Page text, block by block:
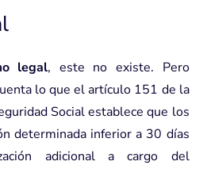
legal, este no existe. Pero
lo que el artículo 151 de la
Social establece que los
determinada inferior a 30 días
adicional a cargo del